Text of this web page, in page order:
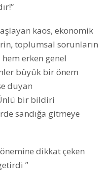
kaos, ekonomik
toplumsal sorunların
hem erken genel
büyük bir önem
duyan
bir bildiri
sandığa gitmeye
dikkat çeken
”